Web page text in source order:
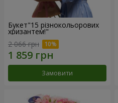
Букет"15 різнокольорових
хризантем!"
2 066 грн
Замовити